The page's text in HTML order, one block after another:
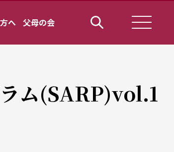
へ 父母の会
ム(SARP)vol.1